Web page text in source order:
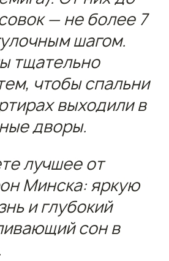
— не более 7
шагом.
тщательно
чтобы спальни
выходили в
дворы.
лучшее от
Минска: яркую
и глубокий
сон в